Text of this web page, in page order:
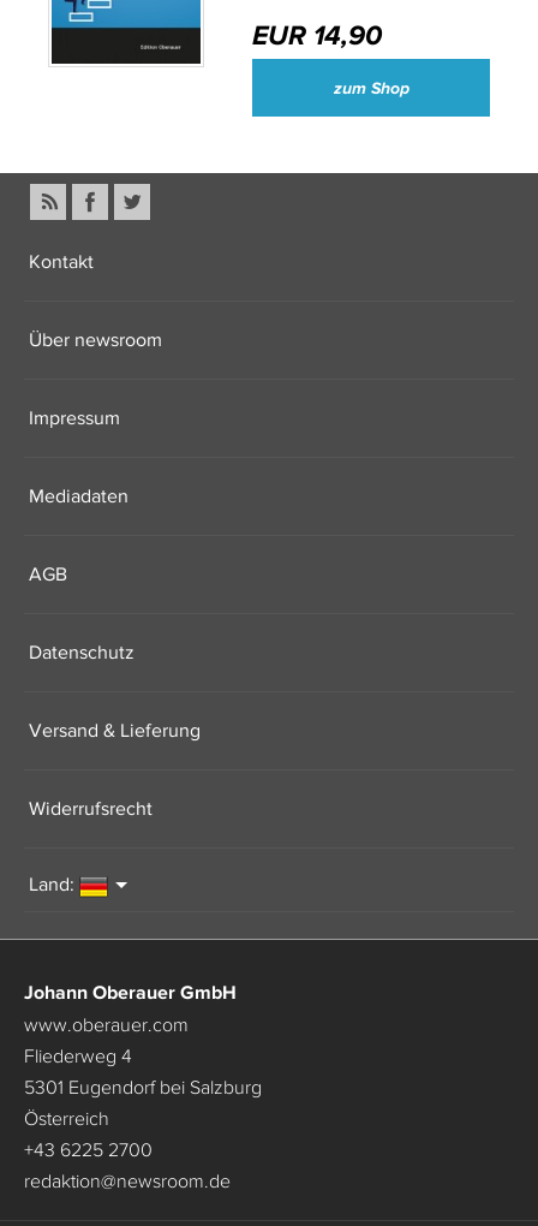
EUR 14,90
zum Shop
Kontakt
Über newsroom
Impressum
Mediadaten
AGB
Datenschutz
Versand & Lieferung
Widerrufsrecht
Land:
Johann Oberauer GmbH
www.oberauer.com
Fliederweg 4
5301 Eugendorf bei Salzburg
Österreich
+43 6225 2700
redaktion@newsroom.de